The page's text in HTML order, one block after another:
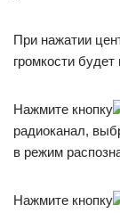
При нажатии
громкости
Нажмите кнопку
радиоканал,
в режим
Нажмите кнопку